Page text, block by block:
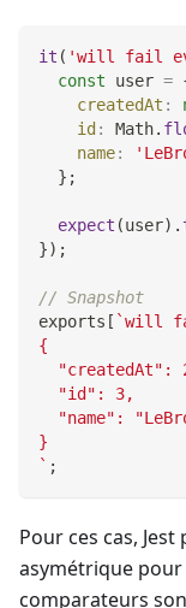
it ( 'will fail
const user =
createdAt :
id : Math.
name:
} ;
expect (user) .
}) ;
// Snapshot
exports [ `will
{
"createdAt":
  "id": 3,
"name":
}
` ;
Pour ces cas,
asymétrique
comparateurs